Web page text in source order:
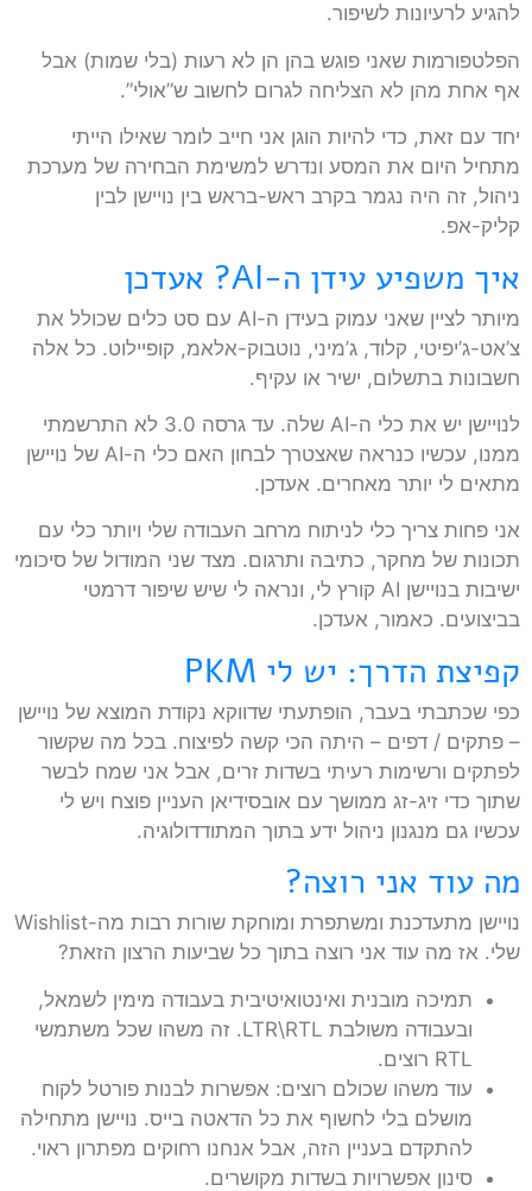
להגיע לרעיונות לשיפור.
הפלטפורמות שאני פוגש בהן הן לא רעות (בלי שמות) אבל
אף אחת מהן לא הצליחה לגרום לחשוב ש”אולי”.
יחד עם זאת, כדי להיות הוגן אני חייב לומר שאילו הייתי
מתחיל היום את המסע ונדרש למשימת הבחירה של מערכת
ניהול, זה היה נגמר בקרב ראש-בראש בין נויישן לבין
קליק-אפ.
איך משפיע עידן ה-AI? אעדכן
מיותר לציין שאני עמוק בעידן ה-AI עם סט כלים שכולל את
צ’אט-ג’יפיטי, קלוד, ג’מיני, נוטבוק-אלאמ, קופיילוט. כל אלה
חשבונות בתשלום, ישיר או עקיף.
לנויישן יש את כלי ה-AI שלה. עד גרסה 3.0 לא התרשמתי
ממנו, עכשיו כנראה שאצטרך לבחון האם כלי ה-AI של נויישן
מתאים לי יותר מאחרים. אעדכן.
אני פחות צריך כלי לניתוח מרחב העבודה שלי ויותר כלי עם
תכונות של מחקר, כתיבה ותרגום. מצד שני המודול של סיכומי
ישיבות בנויישן AI קורץ לי, ונראה לי שיש שיפור דרמטי
בביצועים. כאמור, אעדכן.
קפיצת הדרך: יש לי PKM
כפי שכתבתי בעבר, הופתעתי שדווקא נקודת המוצא של נויישן
– פתקים / דפים – היתה הכי קשה לפיצוח. בכל מה שקשור
לפתקים ורשימות רעיתי בשדות זרים, אבל אני שמח לבשר
שתוך כדי זיג-זג ממושך עם אובסידיאן העניין פוצח ויש לי
עכשיו גם מנגנון ניהול ידע בתוך המתודדולוגיה.
מה עוד אני רוצה?
נויישן מתעדכנת ומשתפרת ומוחקת שורות רבות מה-Wishlist
שלי. אז מה עוד אני רוצה בתוך כל שביעות הרצון הזאת?
תמיכה מובנית ואינטואיטיבית בעבודה מימין לשמאל,
ובעבודה משולבת LTR\RTL. זה משהו שכל משתמשי
RTL רוצים.
עוד משהו שכולם רוצים: אפשרות לבנות פורטל לקוח
מושלם בלי לחשוף את כל הדאטה בייס. נויישן מתחילה
להתקדם בעניין הזה, אבל אנחנו רחוקים מפתרון ראוי.
סינון אפשרויות בשדות מקושרים.